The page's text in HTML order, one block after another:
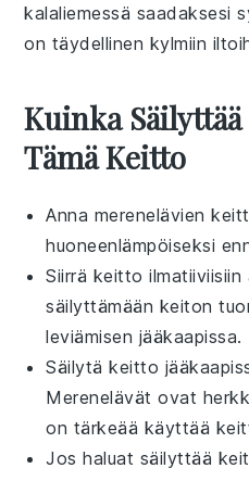
kalaliemessä saadaksesi
on täydellinen kylmiin
Kuinka
Tämä Keitto
Anna merenelävien
huoneenlämpöiseksi
Siirrä keitto
säilyttämään keiton
leviämisen jääkaapissa.
Säilytä keitto
Merenelävät ovat
on tärkeää käyttää
Jos haluat säilyttää